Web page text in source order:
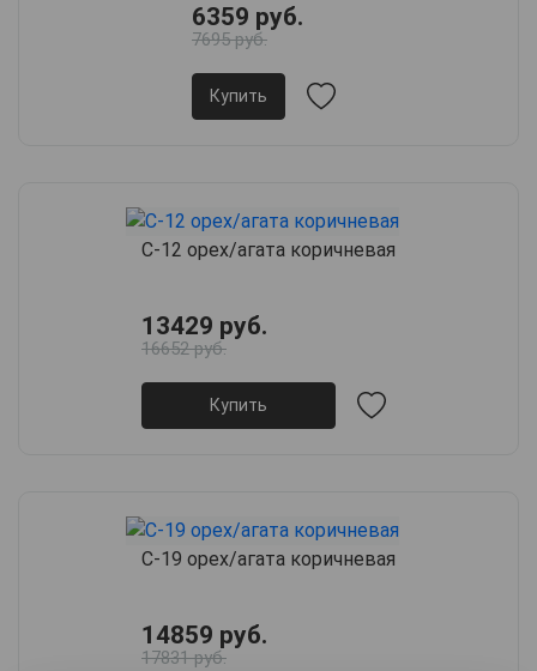
6359 руб.
7695 руб.
Купить
С-12 орех/агата коричневая
13429 руб.
16652 руб.
Купить
С-19 орех/агата коричневая
14859 руб.
17831 руб.